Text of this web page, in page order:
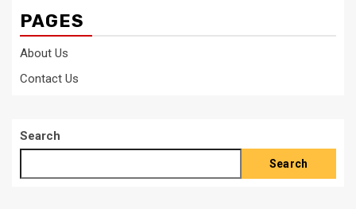
PAGES
About Us
Contact Us
Search
Search